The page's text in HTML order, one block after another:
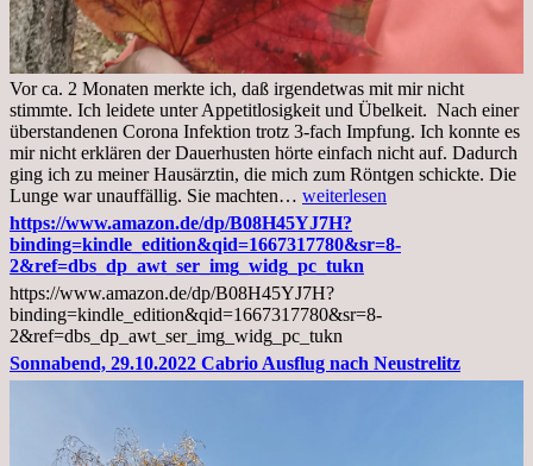
Vor ca. 2 Monaten merkte ich, daß irgendetwas mit mir nicht
stimmte. Ich leidete unter Appetitlosigkeit und Übelkeit. Nach einer
überstandenen Corona Infektion trotz 3-fach Impfung. Ich konnte es
mir nicht erklären der Dauerhusten hörte einfach nicht auf. Dadurch
ging ich zu meiner Hausärztin, die mich zum Röntgen schickte. Die
Lunge war unauffällig. Sie machten… Mittwoch,
02.11.2022,
Arztgespräch
und
Diagnose
Lebermetastasen
weiterlesen
https://www.amazon.de/dp/B08H45YJ7H?
binding=kindle_edition&qid=1667317780&sr=8-
2&ref=dbs_dp_awt_ser_img_widg_pc_tukn
https://www.amazon.de/dp/B08H45YJ7H?
binding=kindle_edition&qid=1667317780&sr=8-
2&ref=dbs_dp_awt_ser_img_widg_pc_tukn
Sonnabend, 29.10.2022 Cabrio Ausflug nach Neustrelitz